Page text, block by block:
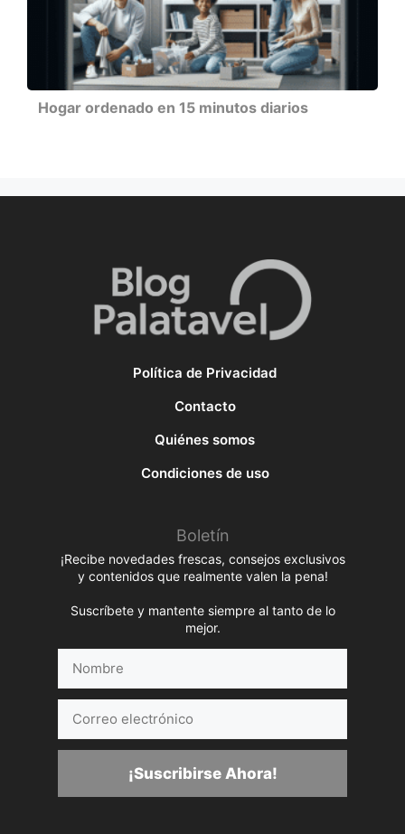
Hogar ordenado en 15 minutos diarios
Política de Privacidad
Contacto
Quiénes somos
Condiciones de uso
Boletín
¡Recibe novedades frescas, consejos exclusivos
y contenidos que realmente valen la pena!
Suscríbete y mantente siempre al tanto de lo
mejor.
electrónico
¡Suscribirse Ahora!